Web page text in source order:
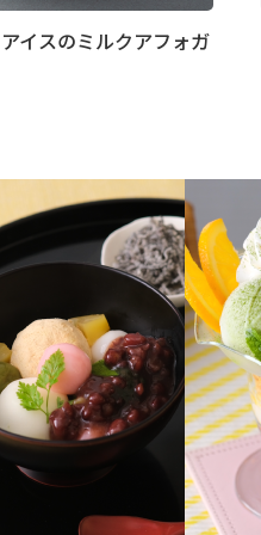
イスのミルクアフォガ